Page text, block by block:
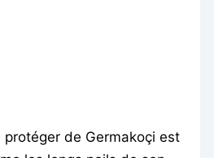
de Germakoçi est